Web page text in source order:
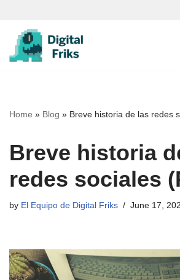
Skip
to
content
Home » Blog » Breve historia de las redes
Breve historia
redes sociales
by El Equipo de Digital Friks June 17,